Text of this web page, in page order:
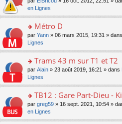
c
e
le
s
ré
e
n
o
n
lu
pl
ré
c
nt
s
e
n
o
n
lu
pl
ré
c
e
nt
er
le
m
e
s
s
e
n
o
n
lu
pl
n
s
er
le
m
e
s
s
a
n
o
n
lu
en Lignes
o
s
er
le
m
e
s
s
a
Métro D
par Yann » 06 mars 2015, 19:31 » dans
Lignes
o
s
er
le
m
e
Trams 43 m sur T1 et T2
par Alain » 23 août 2019, 16:21 » dans
Lignes
o
n
s
TB12 : Gare Part-Dieu -
par greg59 » 16 sept. 2021, 10:54 »
en Lignes